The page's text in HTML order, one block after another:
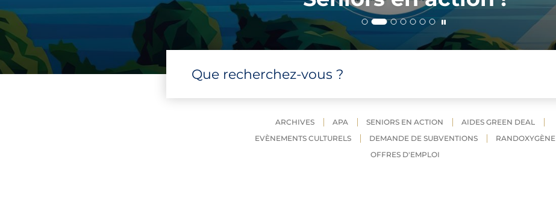
Que recherchez-vous ?
ARCHIVES APA SENIORS EN ACTION
AIDES GREEN DEAL
EVÈNEMENTS CULTURELS
DEMANDE DE SUBVENTIONS
RANDOXYGÈNE
OFFRES D'EMPLOI